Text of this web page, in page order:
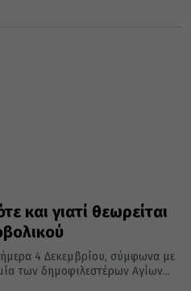
και γιατί θεωρείται
4 Δεκεμβρίου, σύμφωνα με
των δημοφιλεστέρων Aγίων...